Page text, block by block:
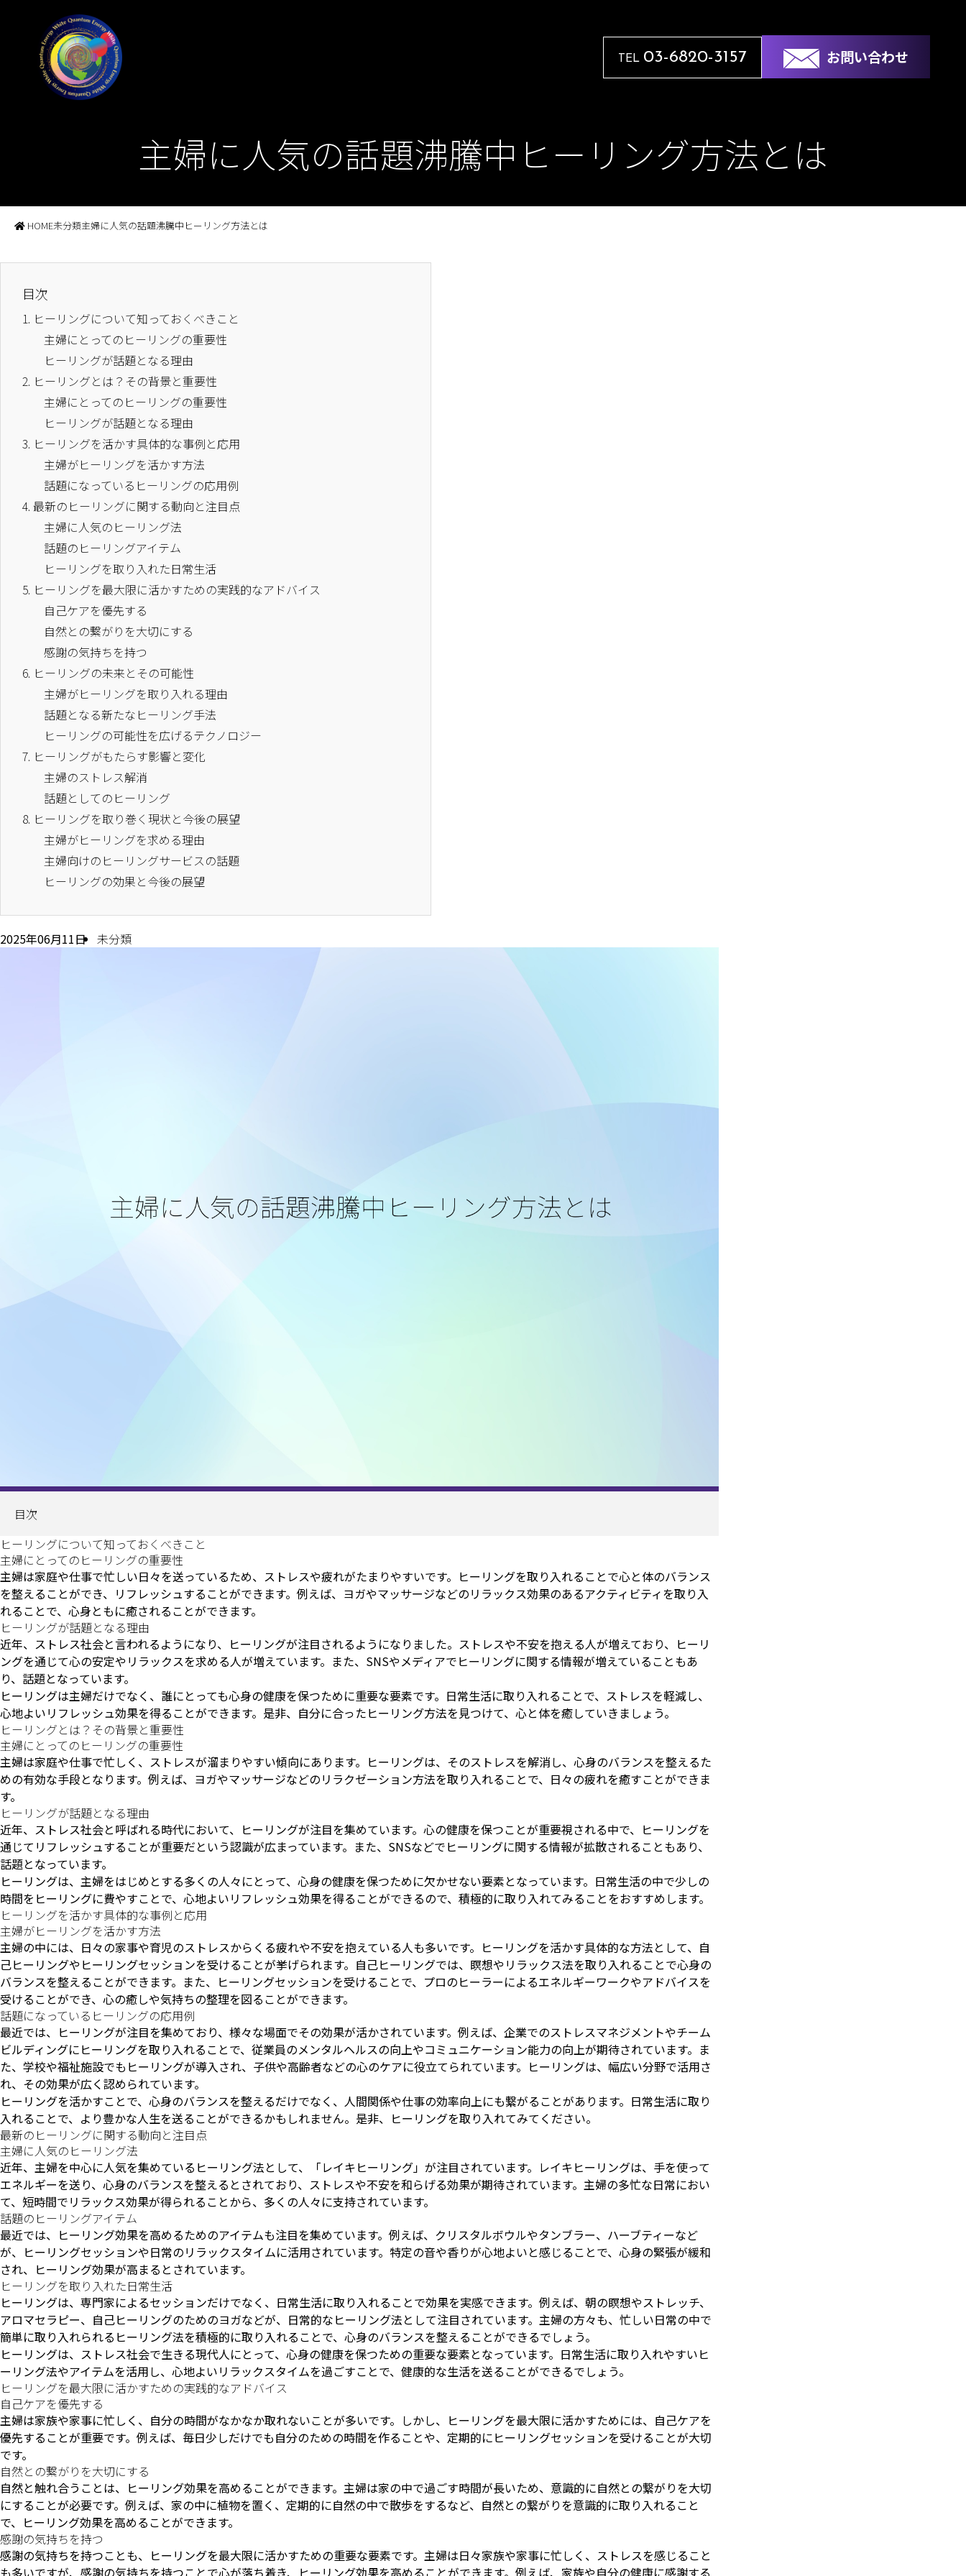
TEL 03-6820-3157 お問い合わせ
主婦に人気の話題沸騰中ヒーリング方法とは
HOME未分類主婦に人気の話題沸騰中ヒーリング方法とは
目次
1. ヒーリングについて知っておくべきこと
主婦にとってのヒーリングの重要性
ヒーリングが話題となる理由
2. ヒーリングとは？その背景と重要性
主婦にとってのヒーリングの重要性
ヒーリングが話題となる理由
3. ヒーリングを活かす具体的な事例と応用
主婦がヒーリングを活かす方法
話題になっているヒーリングの応用例
4. 最新のヒーリングに関する動向と注目点
主婦に人気のヒーリング法
話題のヒーリングアイテム
ヒーリングを取り入れた日常生活
5. ヒーリングを最大限に活かすための実践的なアドバイス
自己ケアを優先する
自然との繋がりを大切にする
感謝の気持ちを持つ
6. ヒーリングの未来とその可能性
主婦がヒーリングを取り入れる理由
話題となる新たなヒーリング手法
ヒーリングの可能性を広げるテクノロジー
7. ヒーリングがもたらす影響と変化
主婦のストレス解消
話題としてのヒーリング
8. ヒーリングを取り巻く現状と今後の展望
主婦がヒーリングを求める理由
主婦向けのヒーリングサービスの話題
ヒーリングの効果と今後の展望
2025年06月11日 未分類
目次
ヒーリングについて知っておくべきこと
主婦にとってのヒーリングの重要性
主婦は家庭や仕事で忙しい日々を送っているため、ストレスや疲れがたまりやすいです。ヒーリングを取り入れることで心と体のバランス
を整えることができ、リフレッシュすることができます。例えば、ヨガやマッサージなどのリラックス効果のあるアクティビティを取り入
れることで、心身ともに癒されることができます。
ヒーリングが話題となる理由
近年、ストレス社会と言われるようになり、ヒーリングが注目されるようになりました。ストレスや不安を抱える人が増えており、ヒーリ
ングを通じて心の安定やリラックスを求める人が増えています。また、SNSやメディアでヒーリングに関する情報が増えていることもあ
り、話題となっています。
ヒーリングは主婦だけでなく、誰にとっても心身の健康を保つために重要な要素です。日常生活に取り入れることで、ストレスを軽減し、
心地よいリフレッシュ効果を得ることができます。是非、自分に合ったヒーリング方法を見つけて、心と体を癒していきましょう。
ヒーリングとは？その背景と重要性
主婦にとってのヒーリングの重要性
主婦は家庭や仕事で忙しく、ストレスが溜まりやすい傾向にあります。ヒーリングは、そのストレスを解消し、心身のバランスを整えるた
めの有効な手段となります。例えば、ヨガやマッサージなどのリラクゼーション方法を取り入れることで、日々の疲れを癒すことができま
す。
ヒーリングが話題となる理由
近年、ストレス社会と呼ばれる時代において、ヒーリングが注目を集めています。心の健康を保つことが重要視される中で、ヒーリングを
通じてリフレッシュすることが重要だという認識が広まっています。また、SNSなどでヒーリングに関する情報が拡散されることもあり、
話題となっています。
ヒーリングは、主婦をはじめとする多くの人々にとって、心身の健康を保つために欠かせない要素となっています。日常生活の中で少しの
時間をヒーリングに費やすことで、心地よいリフレッシュ効果を得ることができるので、積極的に取り入れてみることをおすすめします。
ヒーリングを活かす具体的な事例と応用
主婦がヒーリングを活かす方法
主婦の中には、日々の家事や育児のストレスからくる疲れや不安を抱えている人も多いです。ヒーリングを活かす具体的な方法として、自
己ヒーリングやヒーリングセッションを受けることが挙げられます。自己ヒーリングでは、瞑想やリラックス法を取り入れることで心身の
バランスを整えることができます。また、ヒーリングセッションを受けることで、プロのヒーラーによるエネルギーワークやアドバイスを
受けることができ、心の癒しや気持ちの整理を図ることができます。
話題になっているヒーリングの応用例
最近では、ヒーリングが注目を集めており、様々な場面でその効果が活かされています。例えば、企業でのストレスマネジメントやチーム
ビルディングにヒーリングを取り入れることで、従業員のメンタルヘルスの向上やコミュニケーション能力の向上が期待されています。ま
た、学校や福祉施設でもヒーリングが導入され、子供や高齢者などの心のケアに役立てられています。ヒーリングは、幅広い分野で活用さ
れ、その効果が広く認められています。
ヒーリングを活かすことで、心身のバランスを整えるだけでなく、人間関係や仕事の効率向上にも繋がることがあります。日常生活に取り
入れることで、より豊かな人生を送ることができるかもしれません。是非、ヒーリングを取り入れてみてください。
最新のヒーリングに関する動向と注目点
主婦に人気のヒーリング法
近年、主婦を中心に人気を集めているヒーリング法として、「レイキヒーリング」が注目されています。レイキヒーリングは、手を使って
エネルギーを送り、心身のバランスを整えるとされており、ストレスや不安を和らげる効果が期待されています。主婦の多忙な日常におい
て、短時間でリラックス効果が得られることから、多くの人々に支持されています。
話題のヒーリングアイテム
最近では、ヒーリング効果を高めるためのアイテムも注目を集めています。例えば、クリスタルボウルやタンブラー、ハーブティーなど
が、ヒーリングセッションや日常のリラックスタイムに活用されています。特定の音や香りが心地よいと感じることで、心身の緊張が緩和
され、ヒーリング効果が高まるとされています。
ヒーリングを取り入れた日常生活
ヒーリングは、専門家によるセッションだけでなく、日常生活に取り入れることで効果を実感できます。例えば、朝の瞑想やストレッチ、
アロマセラピー、自己ヒーリングのためのヨガなどが、日常的なヒーリング法として注目されています。主婦の方々も、忙しい日常の中で
簡単に取り入れられるヒーリング法を積極的に取り入れることで、心身のバランスを整えることができるでしょう。
ヒーリングは、ストレス社会で生きる現代人にとって、心身の健康を保つための重要な要素となっています。日常生活に取り入れやすいヒ
ーリング法やアイテムを活用し、心地よいリラックスタイムを過ごすことで、健康的な生活を送ることができるでしょう。
ヒーリングを最大限に活かすための実践的なアドバイス
自己ケアを優先する
主婦は家族や家事に忙しく、自分の時間がなかなか取れないことが多いです。しかし、ヒーリングを最大限に活かすためには、自己ケアを
優先することが重要です。例えば、毎日少しだけでも自分のための時間を作ることや、定期的にヒーリングセッションを受けることが大切
です。
自然との繋がりを大切にする
自然と触れ合うことは、ヒーリング効果を高めることができます。主婦は家の中で過ごす時間が長いため、意識的に自然との繋がりを大切
にすることが必要です。例えば、家の中に植物を置く、定期的に自然の中で散歩をするなど、自然との繋がりを意識的に取り入れること
で、ヒーリング効果を高めることができます。
感謝の気持ちを持つ
感謝の気持ちを持つことも、ヒーリングを最大限に活かすための重要な要素です。主婦は日々家族や家事に忙しく、ストレスを感じること
も多いですが、感謝の気持ちを持つことで心が落ち着き、ヒーリング効果を高めることができます。例えば、家族や自分の健康に感謝する